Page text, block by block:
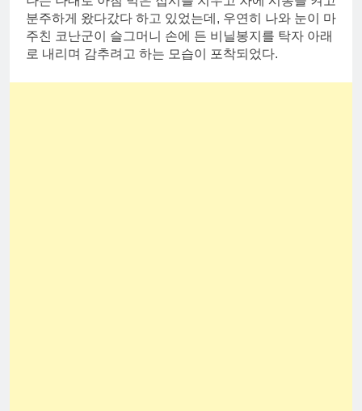
분주하게 왔다갔다 하고 있었는데, 우연히 나와 눈이 마
주친 코난군이 슬그머니 손에 든 비닐봉지를 탁자 아래
로 내리며 감추려고 하는 모습이 포착되었다.